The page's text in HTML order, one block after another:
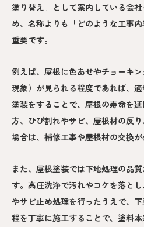
塗り替え」として案内している会
め、名称よりも「どのような工事
重要です。
例えば、屋根に色あせやチョーキ
現象）が見られる程度であれば、
塗装をすることで、屋根の寿命を
方、ひび割れやサビ、屋根材の反
場合は、補修工事や屋根材の交換が
また、屋根塗装では下地処理の品
す。高圧洗浄で汚れやコケを落と
やサビ止め処理を行ったうえで、
程を丁寧に施工することで、塗料